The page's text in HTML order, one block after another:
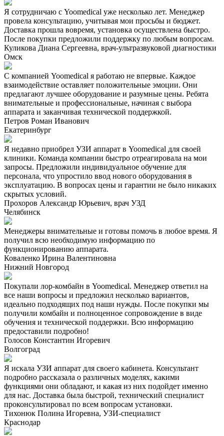
Я сотрудничаю с Yoomedical уже несколько лет. Менеджер
провела консультацию, учитывая мои просьбы и бюджет.
Доставка прошла вовремя, установка осуществлена быстро.
После покупки предложили поддержку по любым вопросам.
Куликова Диана Сергеевна, врач-ультразвуковой диагностики
Омск
С компанией Yoomedical я работаю не впервые. Каждое
взаимодействие оставляет положительные эмоции. Они
предлагают лучшее оборудование и разумные цены. Ребята
внимательные и профессиональные, начиная с выбора
аппарата и заканчивая технической поддержкой.
Петров Роман Иванович
Екатеринбург
Я недавно приобрел УЗИ аппарат в Yoomedical для своей
клиники. Команда компании быстро отреагировала на мои
запросы. Предложили индивидуальное обучение для
персонала, что упростило ввод нового оборудования в
эксплуатацию. В вопросах цены и гарантии не было никаких
скрытых условий.
Прохоров Александр Юрьевич, врач УЗД
Челябинск
Менеджеры внимательные и готовы помочь в любое время. Я
получил всю необходимую информацию по
функционированию аппарата.
Коваленко Ирина Валентиновна
Нижний Новгород
Покупали лор-комбайн в Yoomedical. Менеджер ответил на
все наши вопросы и предложил несколько вариантов,
идеально подходящих под наши нужды. После покупки мы
получили комбайн и полноценное сопровождение в виде
обучения и технической поддержки. Всю информацию
предоставили подробно!
Голосов Константин Игоревич
Волгоград
Я искала УЗИ аппарат для своего кабинета. Консультант
подробно рассказала о различных моделях, какими
функциями они обладают, и какая из них подойдет именно
для нас. Доставка была быстрой, технический специалист
проконсультировал по всем вопросам установки.
Тихонюк Полина Игоревна, УЗИ-специалист
Краснодар